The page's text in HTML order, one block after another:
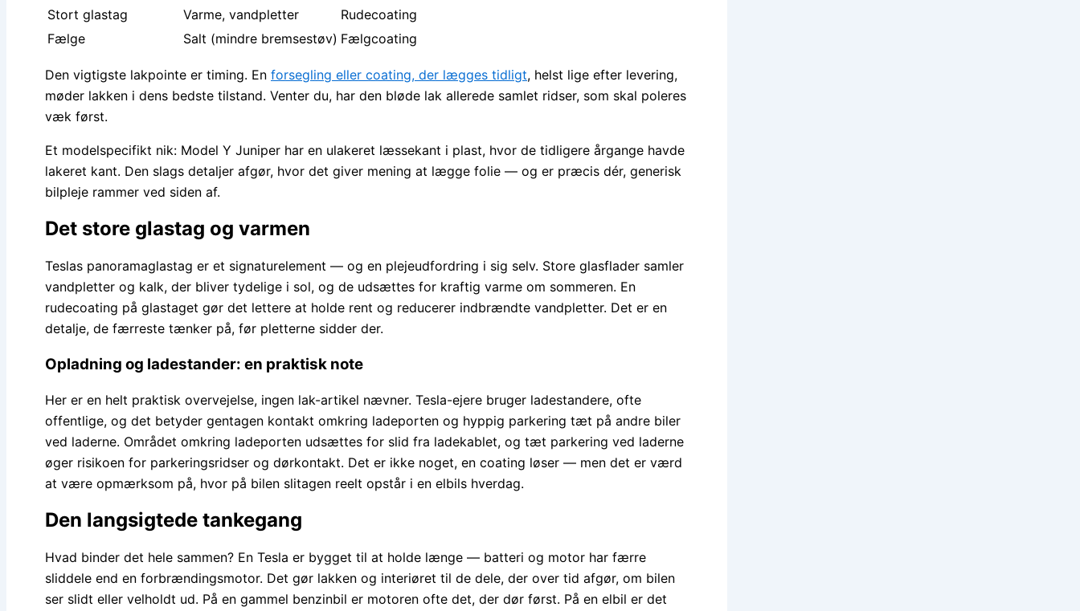
Stort glastag
Varme, vandpletter
Rudecoating
Fælge
Salt (mindre bremsestøv) Fælgcoating
Den vigtigste lakpointe er timing. En forsegling eller coating, der lægges tidligt, helst lige efter levering,
møder lakken i dens bedste tilstand. Venter du, har den bløde lak allerede samlet ridser, som skal poleres
væk først.
Et modelspecifikt nik: Model Y Juniper har en ulakeret læssekant i plast, hvor de tidligere årgange havde
lakeret kant. Den slags detaljer afgør, hvor det giver mening at lægge folie — og er præcis dér, generisk
bilpleje rammer ved siden af.
Det store glastag og varmen
Teslas panoramaglastag er et signaturelement — og en plejeudfordring i sig selv. Store glasflader samler
vandpletter og kalk, der bliver tydelige i sol, og de udsættes for kraftig varme om sommeren. En
rudecoating på glastaget gør det lettere at holde rent og reducerer indbrændte vandpletter. Det er en
detalje, de færreste tænker på, før pletterne sidder der.
Opladning og ladestander: en praktisk note
Her er en helt praktisk overvejelse, ingen lak-artikel nævner. Tesla-ejere bruger ladestandere, ofte
offentlige, og det betyder gentagen kontakt omkring ladeporten og hyppig parkering tæt på andre biler
ved laderne. Området omkring ladeporten udsættes for slid fra ladekablet, og tæt parkering ved laderne
øger risikoen for parkeringsridser og dørkontakt. Det er ikke noget, en coating løser — men det er værd
at være opmærksom på, hvor på bilen slitagen reelt opstår i en elbils hverdag.
Den langsigtede tankegang
Hvad binder det hele sammen? En Tesla er bygget til at holde længe — batteri og motor har færre
sliddele end en forbrændingsmotor. Det gør lakken og interiøret til de dele, der over tid afgør, om bilen
ser slidt eller velholdt ud. På en gammel benzinbil er motoren ofte det, der dør først. På en elbil er det